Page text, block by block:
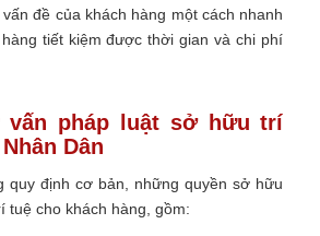
đề của khách hàng một cách nhanh
tiết kiệm được thời gian và chi phí
vấn pháp luật sở hữu trí
Dân
quy định cơ bản, những quyền sở hữu
tuệ cho khách hàng, gồm: